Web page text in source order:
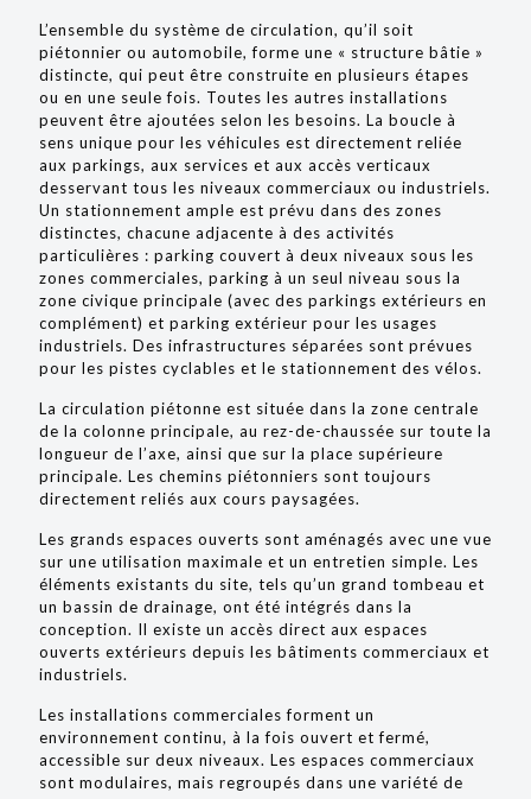
L’ensemble du système de circulation, qu’il soit
piétonnier ou automobile, forme une « structure bâtie »
distincte, qui peut être construite en plusieurs étapes
ou en une seule fois. Toutes les autres installations
peuvent être ajoutées selon les besoins. La boucle à
sens unique pour les véhicules est directement reliée
aux parkings, aux services et aux accès verticaux
desservant tous les niveaux commerciaux ou industriels.
Un stationnement ample est prévu dans des zones
distinctes, chacune adjacente à des activités
particulières : parking couvert à deux niveaux sous les
zones commerciales, parking à un seul niveau sous la
zone civique principale (avec des parkings extérieurs en
complément) et parking extérieur pour les usages
industriels. Des infrastructures séparées sont prévues
pour les pistes cyclables et le stationnement des vélos.
La circulation piétonne est située dans la zone centrale
de la colonne principale, au rez-de-chaussée sur toute la
longueur de l’axe, ainsi que sur la place supérieure
principale. Les chemins piétonniers sont toujours
directement reliés aux cours paysagées.
Les grands espaces ouverts sont aménagés avec une vue
sur une utilisation maximale et un entretien simple. Les
éléments existants du site, tels qu’un grand tombeau et
un bassin de drainage, ont été intégrés dans la
conception. Il existe un accès direct aux espaces
ouverts extérieurs depuis les bâtiments commerciaux et
industriels.
Les installations commerciales forment un
environnement continu, à la fois ouvert et fermé,
accessible sur deux niveaux. Les espaces commerciaux
sont modulaires, mais regroupés dans une variété de